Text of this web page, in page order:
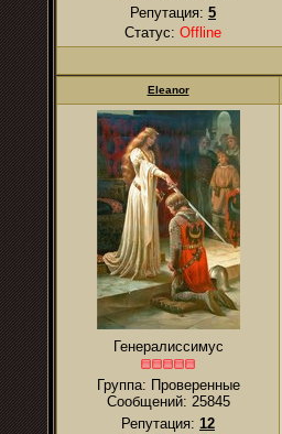
Репутация: 5
Статус: Offline
Eleanor
Генералиссимус
Группа: Проверенные
Сообщений: 25845
Репутация: 12